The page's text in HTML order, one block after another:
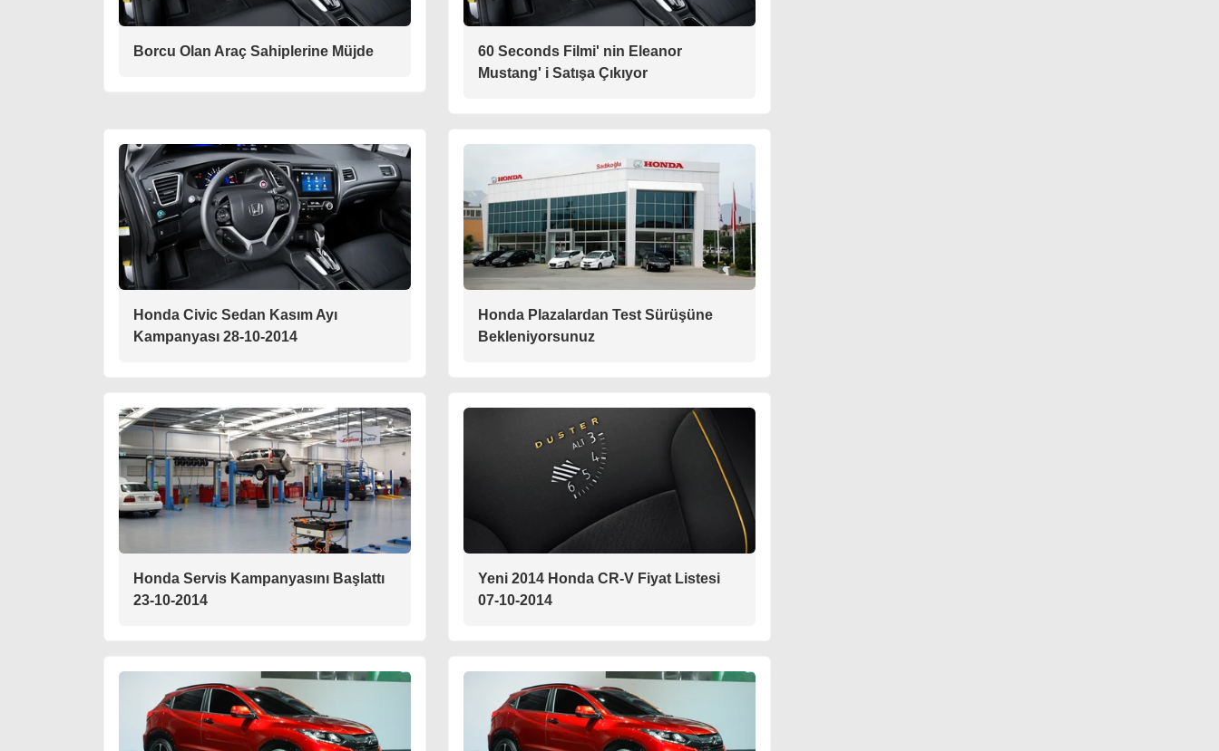
Borcu Olan Araç Sahiplerine Müjde
60 Seconds Filmi' nin Eleanor
Mustang' i Satışa Çıkıyor
Honda Civic Sedan Kasım Ayı
Kampanyası 28-10-2014
Honda Plazalardan Test Sürüşüne
Bekleniyorsunuz
Honda Servis Kampanyasını Başlattı
23-10-2014
Yeni 2014 Honda CR-V Fiyat Listesi
07-10-2014